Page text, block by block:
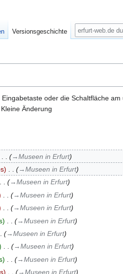
oder die Schaltfläche am
Änderung
→‎Museen in Erfurt
→‎Museen in Erfurt
→‎Museen in Erfurt
→‎Museen in Erfurt
→‎Museen in Erfurt
→‎Museen in Erfurt
→‎Museen in Erfurt
→‎Museen in Erfurt
→‎Museen in Erfurt
→‎Museen in Erfurt
Versionsgeschichte Suche